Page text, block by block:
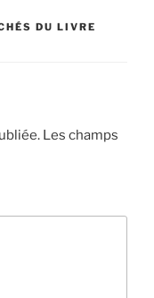
DU LIVRE
Les champs